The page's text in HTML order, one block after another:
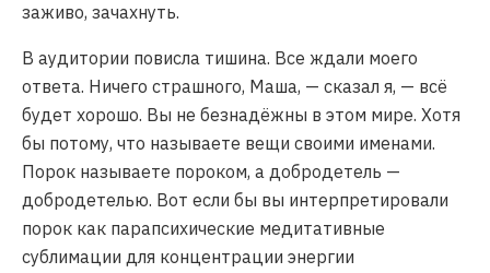
заживо, зачахнуть.
В аудитории повисла тишина. Все ждали моего
ответа. Ничего страшного, Маша, — сказал я, — всё
будет хорошо. Вы не безнадёжны в этом мире. Хотя
бы потому, что называете вещи своими именами.
Порок называете пороком, а добродетель —
добродетелью. Вот если бы вы интерпретировали
порок как парапсихические медитативные
сублимации для концентрации энергии